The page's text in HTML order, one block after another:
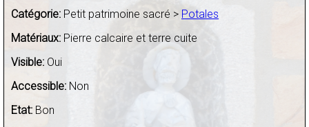
Catégorie: Petit patrimoine sacré > Potales
Matériaux: Pierre calcaire et terre cuite
Visible: Oui
Accessible: Non
Etat: Bon